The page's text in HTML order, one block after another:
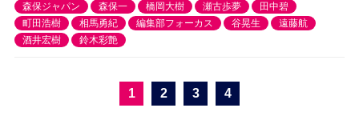
森保ジャパン
森保一 橋岡大樹 瀬古歩夢
田中碧
町田浩樹
相馬勇紀 編集部フォーカス 谷晃生
遠藤航
酒井宏樹
鈴木彩艶
1 2 3 4